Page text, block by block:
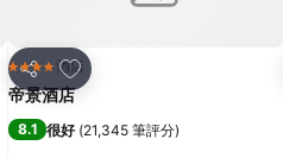
分享
放到收藏夾
4 星級 酒店
帝景酒店
8.1 很好 (21,345 筆評分)